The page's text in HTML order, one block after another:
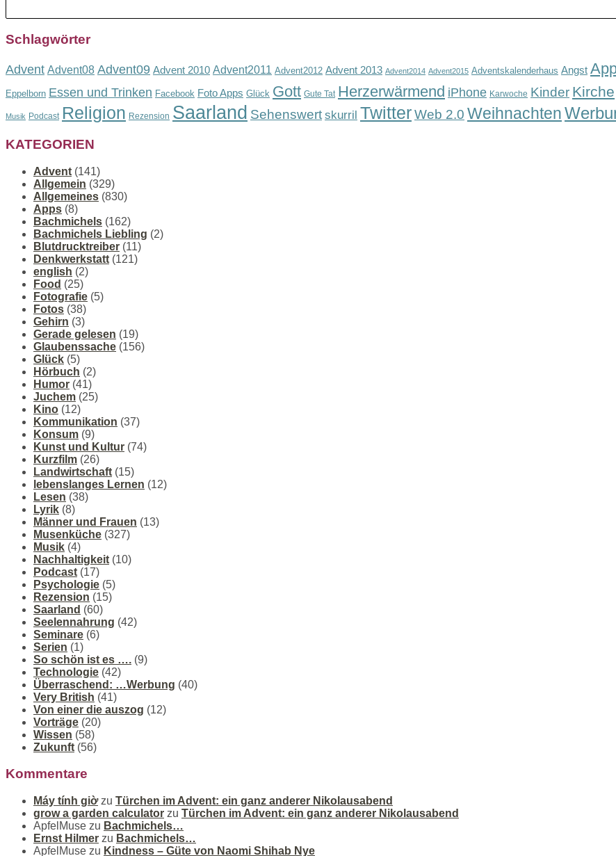
Schlagwörter
Advent Advent08 Advent09 Advent 2010 Advent2011 Advent2012 Advent 2013 Advent2014 Advent2015 Adventskalenderhaus Angst
Eppelborn Essen und Trinken Facebook Foto Apps Glück Gott Gute Tat Herzerwärmend iPhone Karwoche Kinder Kirche
Musik Podcast Religion Rezension Saarland Sehenswert skurril TwitterWeb 2.0 Weihnachten
KATEGORIEN
Advent (141)
Allgemein (329)
Allgemeines (830)
Apps (8)
Bachmichels (162)
Bachmichels Liebling (2)
Blutdrucktreiber (11)
Denkwerkstatt (121)
english (2)
Food (25)
Fotografie (5)
Fotos (38)
Gehirn (3)
Gerade gelesen (19)
Glaubenssache (156)
Glück (5)
Hörbuch (2)
Humor (41)
Juchem (25)
Kino (12)
Kommunikation (37)
Konsum (9)
Kunst und Kultur (74)
Kurzfilm (26)
Landwirtschaft (15)
lebenslanges Lernen (12)
Lesen (38)
Lyrik (8)
Männer und Frauen (13)
Musenküche (327)
Musik (4)
Nachhaltigkeit (10)
Podcast (17)
Psychologie (5)
Rezension (15)
Saarland (60)
Seelennahrung (42)
Seminare (6)
Serien (1)
So schön ist es …. (9)
Technologie (42)
Überraschend: …Werbung (40)
Very British (41)
Von einer die auszog (12)
Vorträge (20)
Wissen (58)
Zukunft (56)
Kommentare
Máy tính giờzu Türchen im Advent: ein ganz anderer Nikolausabend
grow a garden calculator zu Türchen im Advent: ein ganz anderer Nikolausabend
ApfelMuse zu Bachmichels…
Ernst Hilmer zu Bachmichels…
ApfelMuse zu Kindness – Güte von Naomi Shihab Nye